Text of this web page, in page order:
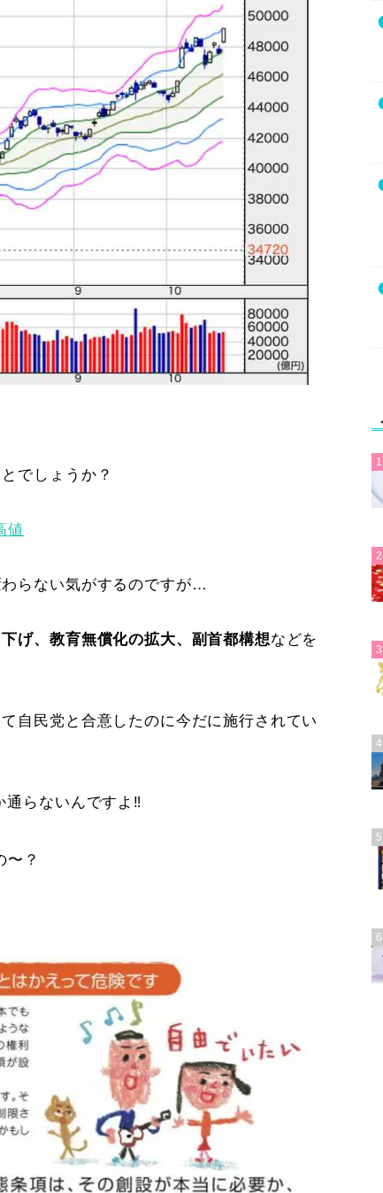
でしょうか？
値
らない気がするのですが…
げ、教育無償化の拡大、副首都構想などを
自民党と合意したのに今だに施行されてい
らないんですよ‼️
〜？
1
2
3
4
5
6